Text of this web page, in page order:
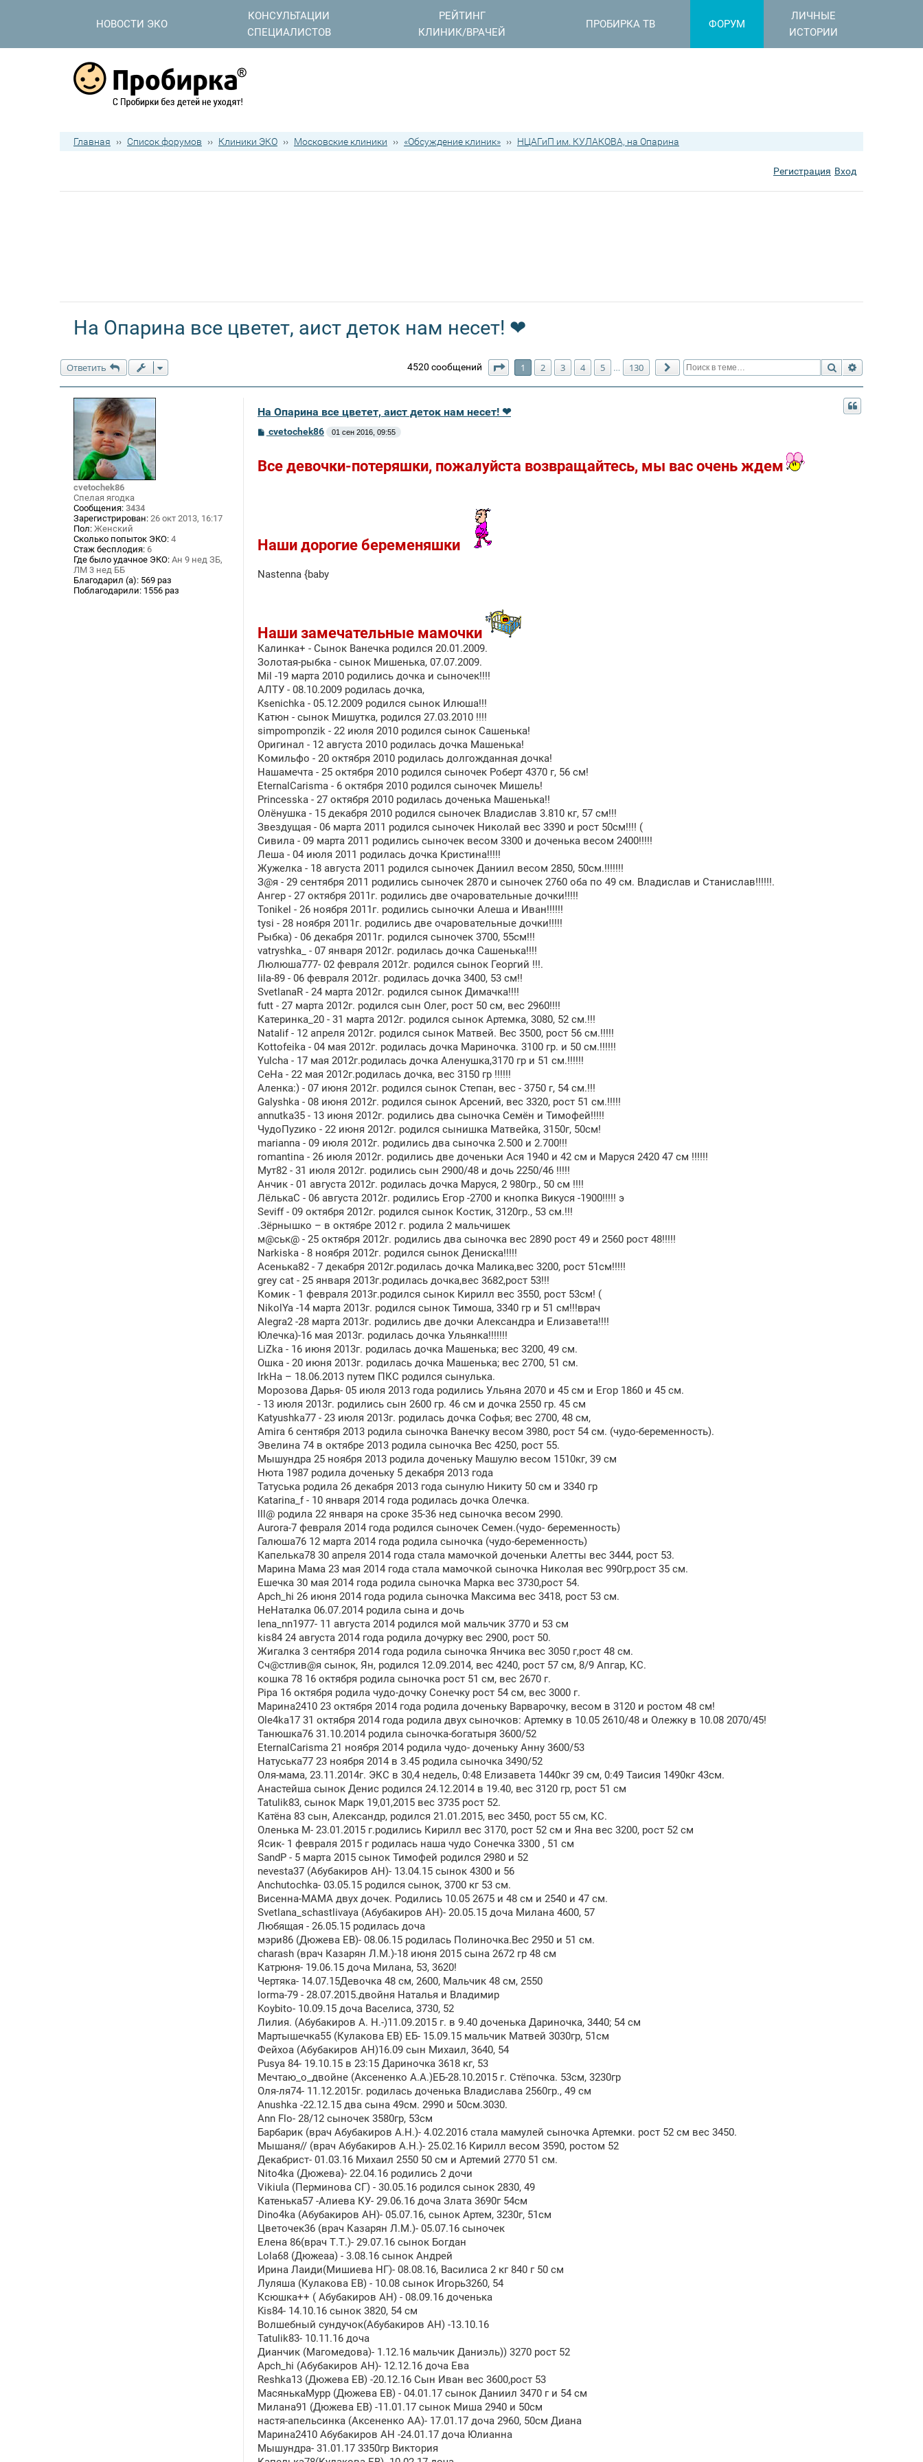
НОВОСТИ ЭКО
КОНСУЛЬТАЦИИ
СПЕЦИАЛИСТОВ
РЕЙТИНГ
КЛИНИК/ВРАЧЕЙ
ПРОБИРКА ТВ ФОРУМ
ЛИЧНЫЕ
ИСТОРИИ
Главная ›› Список форумов ›› Клиники ЭКО ›› Московские клиники ›› «Обсуждение клиник» ›› НЦАГиП им. КУЛАКОВА, на Опарина
Регистрация Вход
На Опарина все цветет, аист деток нам несет! ❤
Ответить Поиск
4520 сообщений Страница из 130
1 2 3 4 5 … 130 След.
cvetochek86
Спелая ягодка
Сообщения: 3434
Зарегистрирован: 26 окт 2013, 16:17
Пол: Женский
Сколько попыток ЭКО: 4
Стаж бесплодия: 6
Где было удачное ЭКО: Ан 9 нед ЗБ,
ЛМ 3 нед ББ
Благодарил (а): 569 раз
Поблагодарили: 1556 раз
На Опарина все цветет, аист деток нам несет! ❤
С
б
щ
cvetochek86 01 сен 2016, 09:55
Все девочки-потеряшки, пожалуйста возвращайтесь, мы вас очень ждем
Наши дорогие беременяшки
Nastenna {baby
Наши замечательные мамочки
Калинка+ - Сынок Ванечка родился 20.01.2009.
Золотая-рыбка - сынок Мишенька, 07.07.2009.
Mil -19 марта 2010 родились дочка и сыночек!!!!
АЛТУ - 08.10.2009 родилась дочка,
Ksenichka - 05.12.2009 родился сынок Илюша!!!
Катюн - сынок Мишутка, родился 27.03.2010 !!!!
simpomponzik - 22 июля 2010 родился сынок Сашенька!
Оригинал - 12 августа 2010 родилась дочка Машенька!
Комильфо - 20 октября 2010 родилась долгожданная дочка!
Нашамечта - 25 октября 2010 родился сыночек Роберт 4370 г, 56 см!
EternalCarisma - 6 октября 2010 родился сыночек Мишель!
Princesska - 27 октября 2010 родилась доченька Машенька!!
Олёнушка - 15 декабря 2010 родился сыночек Владислав 3.810 кг, 57 см!!!
Звездущая - 06 марта 2011 родился сыночек Николай вес 3390 и рост 50см!!!! (
Сивила - 09 марта 2011 родились сыночек весом 3300 и доченька весом 2400!!!!!
Леша - 04 июля 2011 родилась дочка Кристина!!!!!
Жужелка - 18 августа 2011 родился сыночек Даниил весом 2850, 50см.!!!!!!!
З@я - 29 сентября 2011 родились сыночек 2870 и сыночек 2760 оба по 49 см. Владислав и Станислав!!!!!!.
Ангер - 27 октября 2011г. родились две очаровательные дочки!!!!!
Tonikel - 26 ноября 2011г. родились сыночки Алеша и Иван!!!!!!
tysi - 28 ноября 2011г. родились две очаровательные дочки!!!!!
Рыбка) - 06 декабря 2011г. родился сыночек 3700, 55см!!!
vatryshka_ - 07 января 2012г. родилась дочка Сашенька!!!!
Люлюша777- 02 февраля 2012г. родился сынок Георгий !!!.
lila-89 - 06 февраля 2012г. родилась дочка 3400, 53 см!!
SvetlanaR - 24 марта 2012г. родился сынок Димачка!!!!
futt - 27 марта 2012г. родился сын Олег, рост 50 см, вес 2960!!!!
Катеринка_20 - 31 марта 2012г. родился сынок Артемка, 3080, 52 см.!!!
Natalif - 12 апреля 2012г. родился сынок Матвей. Вес 3500, рост 56 см.!!!!!
Kottofeika - 04 мая 2012г. родилась дочка Мариночка. 3100 гр. и 50 см.!!!!!!
Yulcha - 17 мая 2012г.родилась дочка Аленушка,3170 гр и 51 см.!!!!!!
СеНа - 22 мая 2012г.родилась дочка, вес 3150 гр !!!!!!
Аленка:) - 07 июня 2012г. родился сынок Степан, вес - 3750 г, 54 см.!!!
Galyshka - 08 июня 2012г. родился сынок Арсений, вес 3320, рост 51 см.!!!!!
annutka35 - 13 июня 2012г. родились два сыночка Семён и Тимофей!!!!!
ЧудоПуzико - 22 июня 2012г. родился сынишка Матвейка, 3150г, 50см!
marianna - 09 июля 2012г. родились два сыночка 2.500 и 2.700!!!
romantina - 26 июля 2012г. родились две доченьки Ася 1940 и 42 см и Маруся 2420 47 см !!!!!!
Мут82 - 31 июля 2012г. родились сын 2900/48 и дочь 2250/46 !!!!!
Анчик - 01 августа 2012г. родилась дочка Маруся, 2 980гр., 50 см !!!!
ЛёлькаC - 06 августа 2012г. родились Егор -2700 и кнопка Викуся -1900!!!!! э
Seviff - 09 октября 2012г. родился сынок Костик, 3120гр., 53 см.!!!
.Зёрнышко – в октябре 2012 г. родила 2 мальчишек
м@ськ@ - 25 октября 2012г. родились два сыночка вес 2890 рост 49 и 2560 рост 48!!!!!
Narkiska - 8 ноября 2012г. родился сынок Дениска!!!!!
Асенька82 - 7 декабря 2012г.родилась дочка Малика,вес 3200, рост 51см!!!!!
grey cat - 25 января 2013г.родилась дочка,вес 3682,рост 53!!!
Комик - 1 февраля 2013г.родился сынок Кирилл вес 3550, рост 53см! (
NikolYa -14 марта 2013г. родился сынок Тимоша, 3340 гр и 51 см!!!врач
Alegra2 -28 марта 2013г. родились две дочки Александра и Елизавета!!!!
Юлечка)-16 мая 2013г. родилась дочка Ульянка!!!!!!!
LiZka - 16 июня 2013г. родилась дочка Машенька; вес 3200, 49 см.
Ошка - 20 июня 2013г. родилась дочка Машенька; вес 2700, 51 см.
IrkHa – 18.06.2013 путем ПКС родился сынулька.
Морозова Дарья- 05 июля 2013 года родились Ульяна 2070 и 45 см и Егор 1860 и 45 см.
- 13 июля 2013г. родились сын 2600 гр. 46 см и дочка 2550 гр. 45 см
Katyushka77 - 23 июля 2013г. родилась дочка Софья; вес 2700, 48 см,
Amira 6 сентября 2013 родила сыночка Ванечку весом 3980, рост 54 см. (чудо-беременность).
Эвелина 74 в октябре 2013 родила сыночка Вес 4250, рост 55.
Мышундра 25 ноября 2013 родила доченьку Машулю весом 1510кг, 39 см
Нюта 1987 родила доченьку 5 декабря 2013 года
Татуська родила 26 декабря 2013 года сынулю Никиту 50 см и 3340 гр
Katarina_f - 10 января 2014 года родилась дочка Олечка.
lll@ родила 22 января на сроке 35-36 нед сыночка весом 2990.
Aurora-7 февраля 2014 года родился сыночек Семен.(чудо- беременность)
Галюша76 12 марта 2014 года родила сыночка (чудо-беременность)
Капелька78 30 апреля 2014 года стала мамочкой доченьки Алетты вес 3444, рост 53.
Марина Мама 23 мая 2014 года стала мамочкой сыночка Николая вес 990гр,рост 35 см.
Ешечка 30 мая 2014 года родила сыночка Марка вес 3730,рост 54.
Apch_hi 26 июня 2014 года родила сыночка Максима вес 3418, рост 53 см.
НеНаталка 06.07.2014 родила сына и дочь
lena_nn1977- 11 августа 2014 родился мой мальчик 3770 и 53 см
kis84 24 августа 2014 года родила дочурку вес 2900, рост 50.
Жигалка 3 сентября 2014 года родила сыночка Янчика вес 3050 г,рост 48 см.
Сч@стлив@я сынок, Ян, родился 12.09.2014, вес 4240, рост 57 см, 8/9 Апгар, КС.
кошка 78 16 октября родила сыночка рост 51 см, вес 2670 г.
Pipa 16 октября родила чудо-дочку Сонечку рост 54 см, вес 3000 г.
Марина2410 23 октября 2014 года родила доченьку Варварочку, весом в 3120 и ростом 48 см!
Ole4ka17 31 октября 2014 года родила двух сыночков: Артемку в 10.05 2610/48 и Олежку в 10.08 2070/45!
Танюшка76 31.10.2014 родила сыночка-богатыря 3600/52
EternalCarisma 21 ноября 2014 родила чудо- доченьку Анну 3600/53
Натуська77 23 ноября 2014 в 3.45 родила сыночка 3490/52
Оля-мама, 23.11.2014г. ЭКС в 30,4 недель, 0:48 Елизавета 1440кг 39 см, 0:49 Таисия 1490кг 43см.
Анастейша сынок Денис родился 24.12.2014 в 19.40, вес 3120 гр, рост 51 см
Tatulik83, сынок Марк 19,01,2015 вес 3735 рост 52.
Катёна 83 сын, Александр, родился 21.01.2015, вес 3450, рост 55 см, КС.
Оленька М- 23.01.2015 г.родились Кирилл вес 3170, рост 52 см и Яна вес 3200, рост 52 см
Ясик- 1 февраля 2015 г родилась наша чудо Сонечка 3300 , 51 см
SandP - 5 марта 2015 сынок Тимофей родился 2980 и 52
nevesta37 (Абубакиров АН)- 13.04.15 сынок 4300 и 56
Anchutochka- 03.05.15 родился сынок, 3700 кг 53 см.
Висенна-МАМА двух дочек. Родились 10.05 2675 и 48 см и 2540 и 47 см.
Svetlana_schastlivaya (Абубакиров АН)- 20.05.15 доча Милана 4600, 57
Любящая - 26.05.15 родилась доча
мэри86 (Дюжева ЕВ)- 08.06.15 родилась Полиночка.Вес 2950 и 51 см.
charash (врач Казарян Л.М.)-18 июня 2015 сына 2672 гр 48 см
Катрюня- 19.06.15 доча Милана, 53, 3620!
Чертяка- 14.07.15Девочка 48 см, 2600, Мальчик 48 см, 2550
lorma-79 - 28.07.2015.двойня Наталья и Владимир
Koybito- 10.09.15 доча Васелиса, 3730, 52
Лилия. (Абубакиров А. Н.-)11.09.2015 г. в 9.40 доченька Дариночка, 3440; 54 см
Мартышечка55 (Кулакова ЕВ) ЕБ- 15.09.15 мальчик Матвей 3030гр, 51см
Фейхоа (Абубакиров АН)16.09 сын Михаил, 3640, 54
Pusya 84- 19.10.15 в 23:15 Дариночка 3618 кг, 53
Мечтаю_о_двойне (Аксененко А.А.)ЕБ-28.10.2015 г. Стёпочка. 53см, 3230гр
Оля-ля74- 11.12.2015г. родилась доченька Владислава 2560гр., 49 см
Anushka -22.12.15 два сына 49см. 2990 и 50см.3030.
Ann Flo- 28/12 сыночек 3580гр, 53см
Барбарик (врач Абубакиров А.Н.)- 4.02.2016 стала мамулей сыночка Артемки. рост 52 см вес 3450.
Мышаня// (врач Абубакиров А.Н.)- 25.02.16 Кирилл весом 3590, ростом 52
Декабрист- 01.03.16 Михаил 2550 50 см и Артемий 2770 51 см.
Nito4ka (Дюжева)- 22.04.16 родились 2 дочи
Vikiula (Перминова СГ) - 30.05.16 родился сынок 2830, 49
Катенька57 -Алиева КУ- 29.06.16 доча Злата 3690г 54см
Dino4ka (Абубакиров АН)- 05.07.16, сынок Артем, 3230г, 51см
Цветочек36 (врач Казарян Л.М.)- 05.07.16 сыночек
Елена 86(врач Т.Т.)- 29.07.16 сынок Богдан
Lola68 (Дюжеаа) - 3.08.16 сынок Андрей
Ирина Лаиди(Мишиева НГ)- 08.08.16, Василиса 2 кг 840 г 50 см
Луляша (Кулакова ЕВ) - 10.08 сынок Игорь3260, 54
Ксюшка++ ( Абубакиров АН) - 08.09.16 доченька
Kis84- 14.10.16 сынок 3820, 54 см
Волшебный сундучок(Абубакиров АН) -13.10.16
Tatulik83- 10.11.16 доча
Дианчик (Магомедова)- 1.12.16 мальчик Даниэль)) 3270 рост 52
Apch_hi (Абубакиров АН)- 12.12.16 доча Ева
Reshka13 (Дюжева ЕВ) -20.12.16 Сын Иван вес 3600,рост 53
МасянькаМурр (Дюжева ЕВ) - 04.01.17 сынок Даниил 3470 г и 54 см
Милана91 (Дюжева ЕВ) -11.01.17 сынок Миша 2940 и 50см
настя-апельсинка (Аксененко АА)- 17.01.17 доча 2960, 50см Диана
Марина2410 Абубакиров АН -24.01.17 доча Юлианна
Мышундра- 31.01.17 3350гр Виктория